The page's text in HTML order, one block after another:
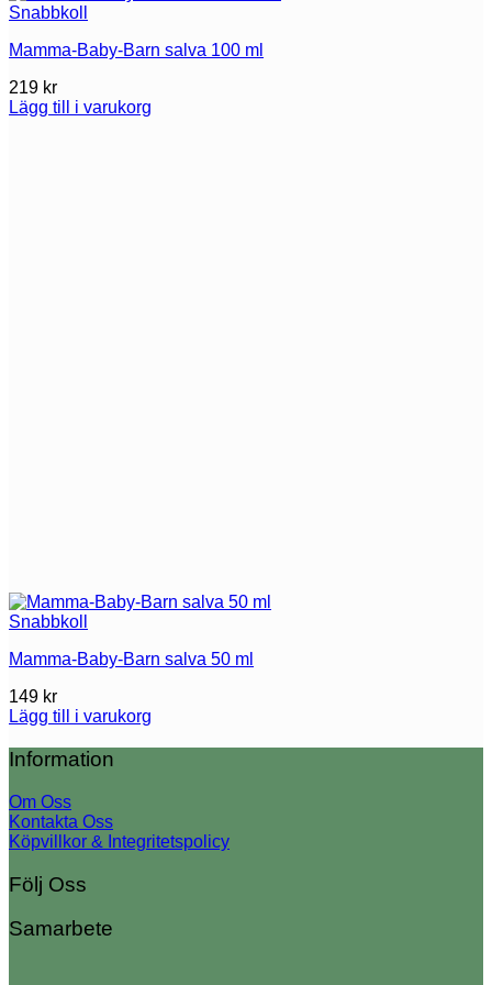
Snabbkoll
Mamma-Baby-Barn salva 100 ml
219 kr
Lägg till i varukorg
Snabbkoll
Mamma-Baby-Barn salva 50 ml
149 kr
Lägg till i varukorg
Information
Om Oss
Kontakta Oss
Köpvillkor & Integritetspolicy
Följ Oss
Samarbete